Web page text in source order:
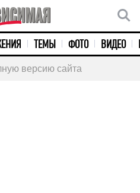
ТЕМЫ ФОТО ВИДЕО
версию сайта